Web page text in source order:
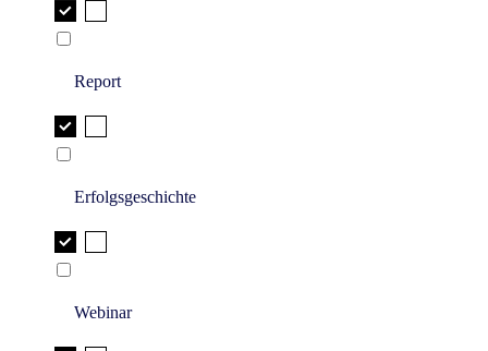
Report
Erfolgsgeschichte
Webinar